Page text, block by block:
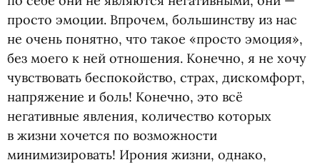
просто эмоции. Впрочем, большинству из нас
не очень понятно, что такое «просто эмоция»,
без моего к ней отношения. Конечно, я не хочу
чувствовать беспокойство, страх, дискомфорт,
напряжение и боль! Конечно, это всё
негативные явления, количество которых
в жизни хочется по возможности
минимизировать! Ирония жизни, однако,